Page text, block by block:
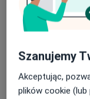
280 zł
Od 200 zł
Konsultacja
Szanujemy
Akceptując,
plików cookie